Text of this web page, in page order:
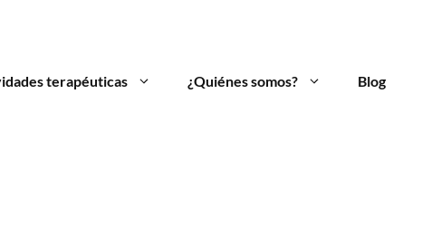
terapéuticas ¿Quiénes somos? Blog